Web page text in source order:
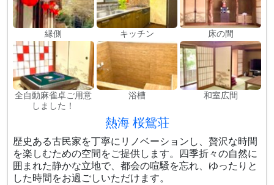
縁側 キッチン 床の間
全自動麻雀卓ご用意
しました！
浴槽 和室広間
熱海 桜鴛荘
歴史ある古民家を丁寧にリノベーションし、贅沢な時間
を楽しむための空間をご提供します。四季折々の自然に
囲まれた静かな立地で、都会の喧騒を忘れ、ゆったりと
した時間をお過ごしいただけます。